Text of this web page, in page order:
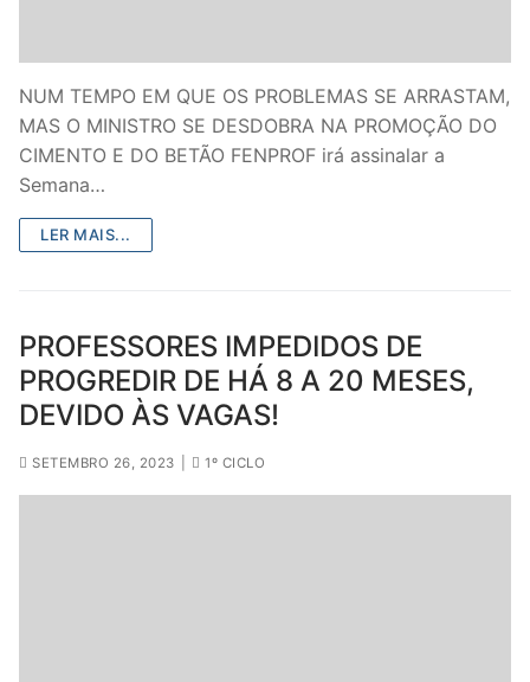
NUM TEMPO EM QUE OS PROBLEMAS SE ARRASTAM,
MAS O MINISTRO SE DESDOBRA NA PROMOÇÃO DO
CIMENTO E DO BETÃO FENPROF irá assinalar a
Semana…
LER MAIS...
PROFESSORES IMPEDIDOS DE
PROGREDIR DE HÁ 8 A 20 MESES,
DEVIDO ÀS VAGAS!
SETEMBRO 26, 2023 1º CICLO